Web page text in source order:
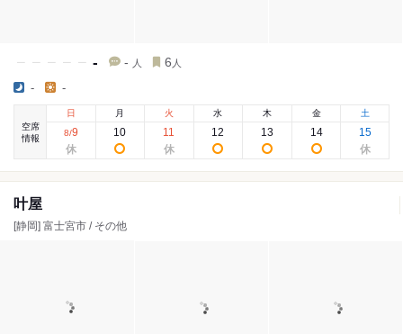
- - 人 6 人
- -
空席
情報
日
8/9
月
10
火
11
水
12
木
13
金
14
土
15
叶屋
[静岡] 富士宮市 / その他